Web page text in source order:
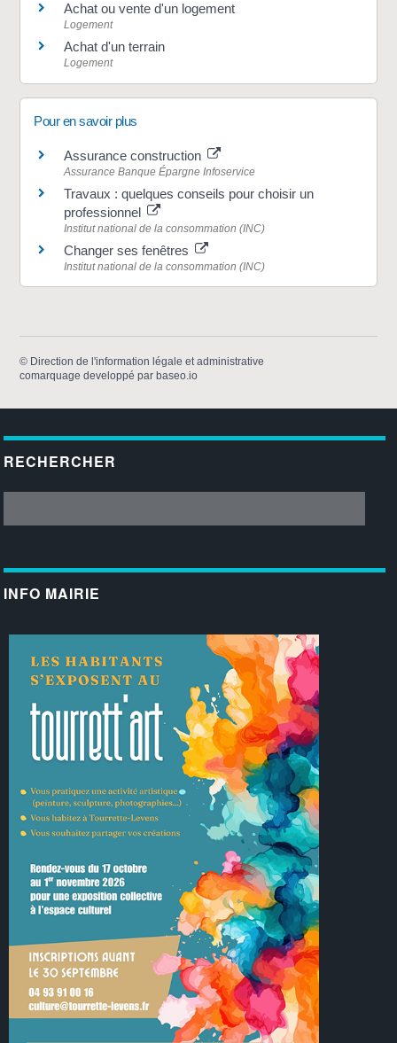
Achat ou vente d'un logement
Logement
Achat d'un terrain
Logement
Pour en savoir plus
Assurance construction
Assurance Banque Épargne Infoservice
Travaux : quelques conseils pour choisir un
professionnel
Institut national de la consommation (INC)
Changer ses fenêtres
Institut national de la consommation (INC)
© Direction de l'information légale et administrative
comarquage developpé parbaseo.io
RECHERCHER
INFO MAIRIE